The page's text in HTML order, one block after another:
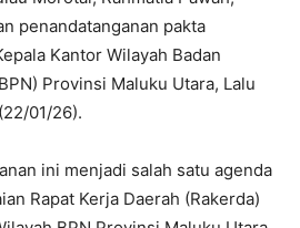
penandatanganan pakta
Kantor Wilayah Badan
Provinsi Maluku Utara, Lalu
01/26).
ini menjadi salah satu agenda
Rapat Kerja Daerah (Rakerda)